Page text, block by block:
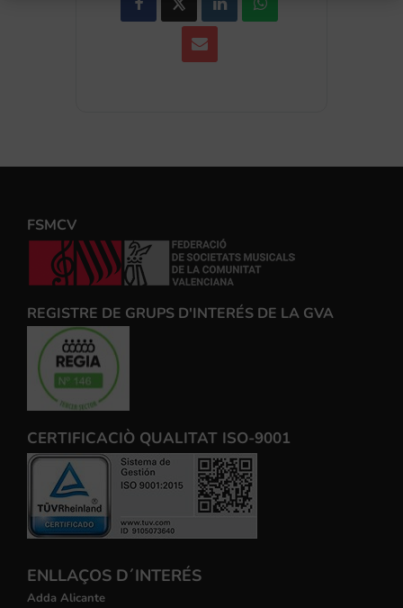
FSMCV
REGISTRE DE GRUPS D'INTERÉS DE LA GVA
CERTIFICACIÒ QUALITAT ISO-9001
ENLLAÇOS D´INTERÉS
Adda Alicante